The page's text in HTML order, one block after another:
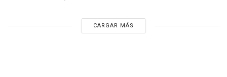
CARGAR MÁS